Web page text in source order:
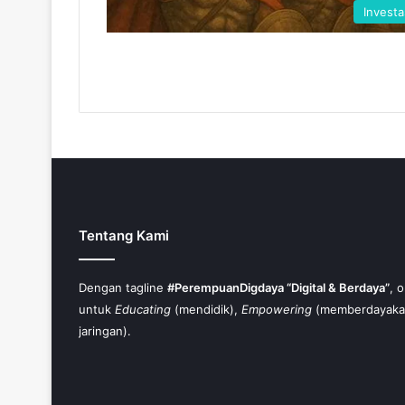
Tentang Kami
Dengan tagline #PerempuanDigdaya “Digital & Berdaya”,
untuk Educating (mendidik), Empowering
jaringan).